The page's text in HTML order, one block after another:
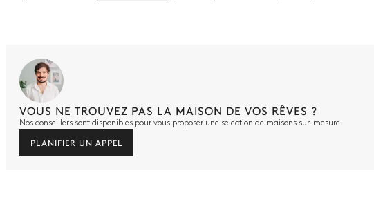
VOUS NE TROUVEZ PAS LA MAISON DE VOS RÊVES ?
Nos conseillers sont disponibles pour vous proposer une sélection de maisons sur-mesure.
PLANIFIER UN APPEL